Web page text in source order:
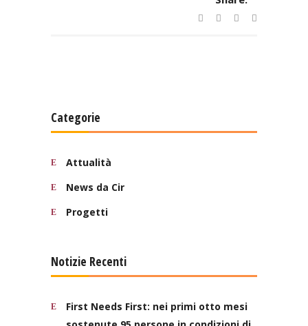
Categorie
Attualità
News da Cir
Progetti
Notizie Recenti
First Needs First: nei primi otto mesi